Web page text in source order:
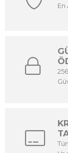
En